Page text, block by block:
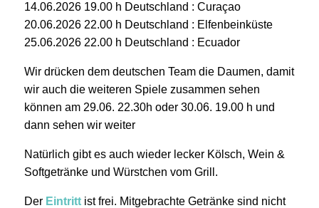
14.06.2026 19.00 h Deutschland : Curaçao
20.06.2026 22.00 h Deutschland : Elfenbeinküste
25.06.2026 22.00 h Deutschland : Ecuador
Wir drücken dem deutschen Team die Daumen, damit
wir auch die weiteren Spiele zusammen sehen
können am 29.06. 22.30h oder 30.06. 19.00 h und
dann sehen wir weiter
Natürlich gibt es auch wieder lecker Kölsch, Wein &
Softgetränke und Würstchen vom Grill.
Der Eintritt ist frei. Mitgebrachte Getränke sind nicht